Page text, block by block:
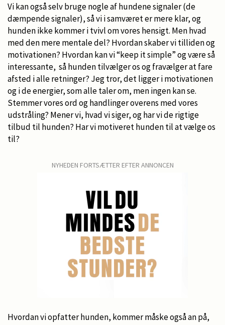
Vi kan også selv bruge nogle af hundene signaler (de
dæmpende signaler), så vi i samværet er mere klar, og
hunden ikke kommer i tvivl om vores hensigt. Men hvad
med den mere mentale del? Hvordan skaber vi tilliden og
motivationen? Hvordan kan vi “keep it simple” og være så
interessante, så hunden tilvælger os og fravælger at fare
afsted i alle retninger? Jeg tror, det ligger i motivationen
og i de energier, som alle taler om, men ingen kan se.
Stemmer vores ord og handlinger overens med vores
udstråling? Mener vi, hvad vi siger, og har vi de rigtige
tilbud til hunden? Har vi motiveret hunden til at vælge os
til?
NYHEDEN FORTSÆTTER EFTER ANNONCEN
Hvordan vi opfatter hunden, kommer måske også an på,